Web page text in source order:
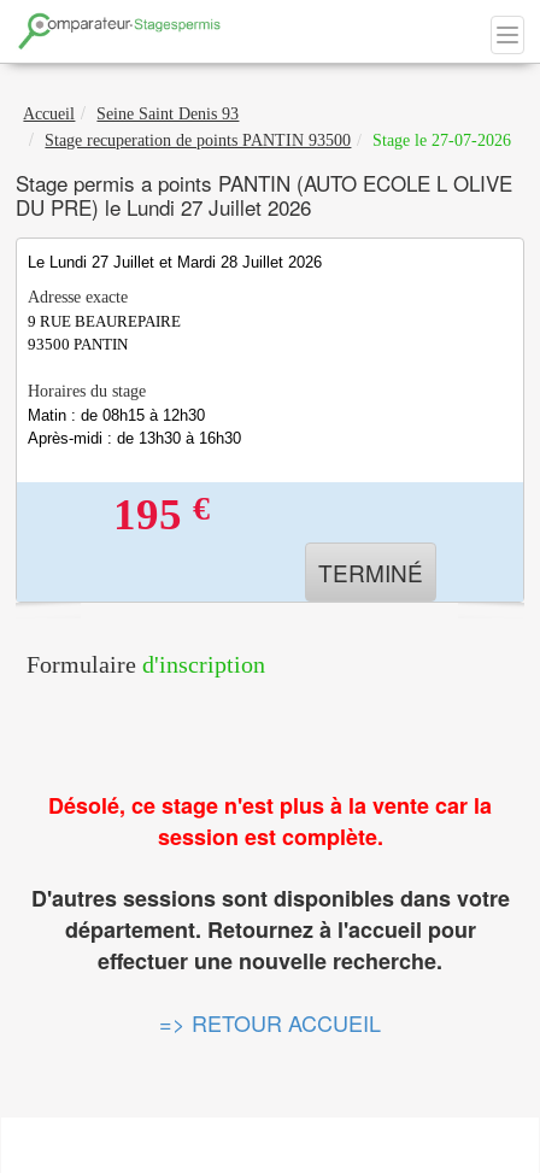
Accueil
Seine Saint Denis 93
Stage recuperation de points PANTIN 93500
Stage le 27-07-2026
Stage permis a points PANTIN (AUTO ECOLE L OLIVE
DU PRE) le Lundi 27 Juillet 2026
Le Lundi 27 Juillet et Mardi 28 Juillet 2026
Adresse exacte
9 RUE BEAUREPAIRE
93500 PANTIN
Horaires du stage
Matin : de 08h15 à 12h30
Après-midi : de 13h30 à 16h30
195 €
TERMINÉ
Formulaire d'inscription